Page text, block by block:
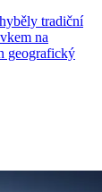
tradiční
na
geografický